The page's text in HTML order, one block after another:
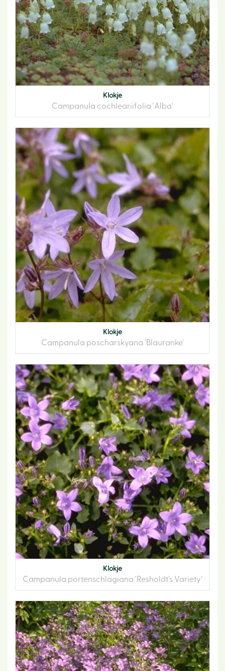
Klokje
Campanula cochleariifolia 'Alba'
Klokje
Campanula poscharskyana 'Blauranke'
Klokje
Campanula portenschlagiana 'Resholdt's Variety'